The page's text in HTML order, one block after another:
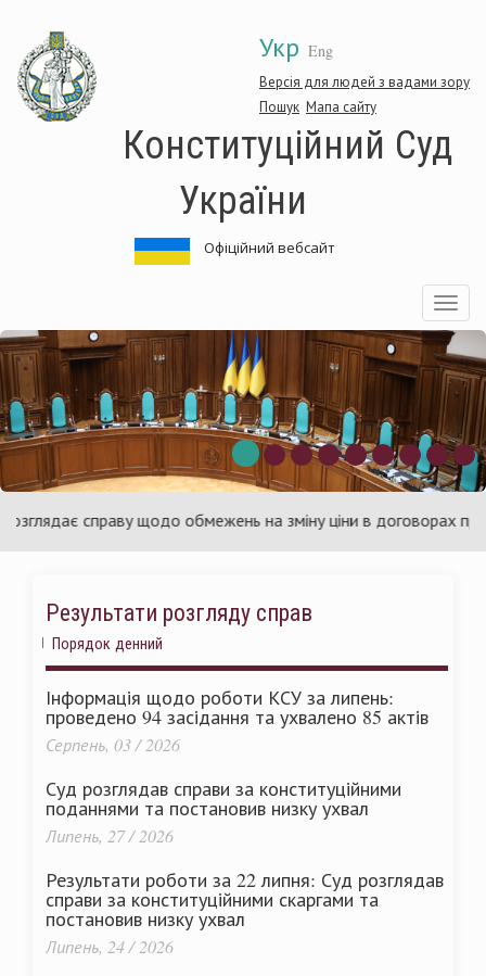
основного
матеріалу
Укр Eng
Версія для людей з вадами зору
Пошук Мапа сайту
Конституційний Суд
України
Офіційний вебсайт
Toggle
справу щодо обмежень на зміну ціни в договорах про
Результати розгляду справ
Порядок денний
Інформація щодо роботи КСУ за липень:
проведено 94 засідання та ухвалено 85 актів
Серпень, 03 / 2026
Суд розглядав справи за конституційними
поданнями та постановив низку ухвал
Липень, 27 / 2026
Результати роботи за 22 липня: Суд розглядав
справи за конституційними скаргами та
постановив низку ухвал
Липень, 24 / 2026